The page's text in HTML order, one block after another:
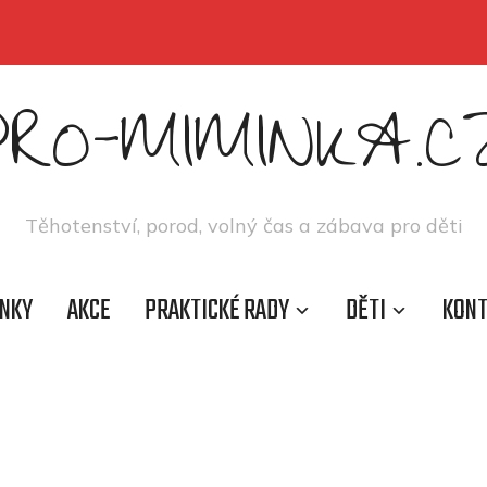
Těhotenství, porod, volný čas a zábava pro děti
AKCE PRAKTICKÉ RADY DĚTI